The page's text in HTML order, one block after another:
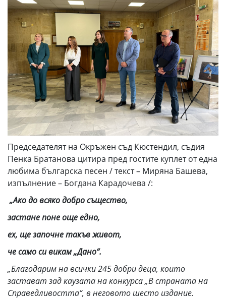
Председателят на Окръжен съд Кюстендил, съдия
Пенка Братанова цитира пред гостите куплет от една
любима българска песен / текст – Миряна Башева,
изпълнение – Богдана Карадочева /:
„Ако до всяко добро същество,
застане поне още едно,
ех, ще започне такъв живот,
че само си викам „Дано“.
„Благодарим на всички 245 добри деца, които
застават зад каузата на конкурса „В страната на
Справедливостта“, в неговото шесто издание.